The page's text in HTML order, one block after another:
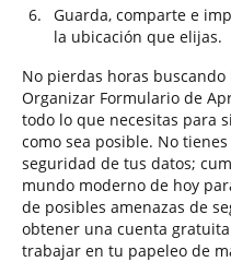
Guarda, comparte e
la ubicación que elijas.
No pierdas horas
Organizar Formulario de
todo lo que necesitas para
como sea posible. No
seguridad de tus datos;
mundo moderno de hoy
de posibles amenazas de
obtener una cuenta
trabajar en tu papeleo de